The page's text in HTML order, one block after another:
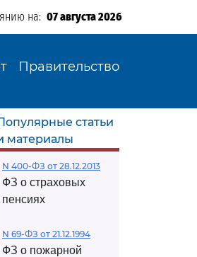
на: 07 августа 2026
Правительство
статьи
материалы
N 400-ФЗ от 28.12.2013
ФЗ о страховых
пенсиях
N 69-ФЗ от 21.12.1994
ФЗ о пожарной